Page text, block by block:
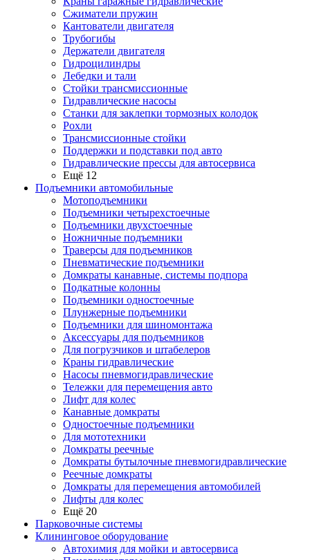
Сжиматели пружин
Кантователи двигателя
Трубогибы
Держатели двигателя
Гидроцилиндры
Лебедки и тали
Стойки трансмиссионные
Гидравлические насосы
Cтанки для заклепки тормозных колодок
Рохли
Трансмиссионные стойки
Поддержки и подставки под авто
Гидравлические прессы для автосервиса
Ещё 12
Подъемники автомобильные
Мотоподъемники
Подъемники четырехстоечные
Подъемники двухстоечные
Ножничные подъемники
Траверсы для подъемников
Пневматические подъемники
Домкраты канавные, системы подпора
Подкатные колонны
Подъемники одностоечные
Плунжерные подъемники
Подъемники для шиномонтажа
Аксессуары для подъемников
Для погрузчиков и штабелеров
Краны гидравлические
Насосы пневмогидравлические
Тележки для перемещения авто
Лифт для колес
Канавные домкраты
Одностоечные подъемники
Для мототехники
Домкраты реечные
Домкраты бутылочные пневмогидравлические
Реечные домкраты
Домкраты для перемещения автомобилей
Лифты для колес
Ещё 20
Парковочные системы
Клининговое оборудование
Автохимия для мойки и автосервиса